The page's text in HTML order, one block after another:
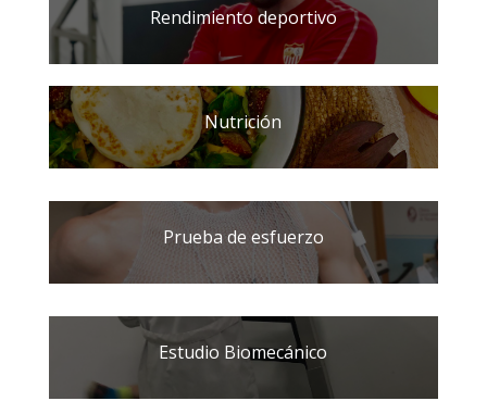
Rendimiento deportivo
Nutrición
Prueba de esfuerzo
Estudio Biomecánico